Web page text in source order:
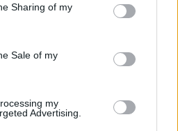
behaviour. You may click to
and its third-party tags to
purposes in below Google
Sharing of my
Sale of my
my
Advertising.
ΗΛΙΑΣ ΠΑΠΑΪΩΑΝΝΟΥ
οι σημαντικότερες νίκες του